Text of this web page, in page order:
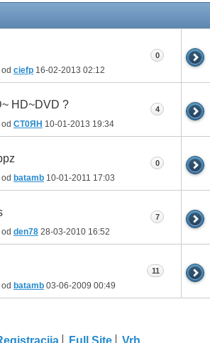
ciefp 16-02-2013 02:12
0
HD~DVD ?
CT0ЯH 10-01-2013 19:34
4
batamb 10-01-2011 17:03
0
den78 28-03-2010 16:52
7
batamb 03-06-2009 00:49
11
Full Site Vrh